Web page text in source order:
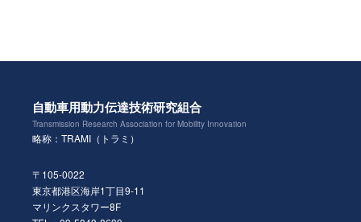
自動車用動力伝達技術研究組合
Transmission Research Association for Mobility Innovation
略称：TRAMI（トラミ）
〒105-0022
東京都港区海岸1丁目9-11
マリンクスタワー8F